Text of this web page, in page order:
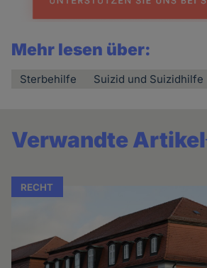
Mehr lesen über:
Sterbehilfe Suizid und Suizidhilfe
Verwandte Artikel
RECHT